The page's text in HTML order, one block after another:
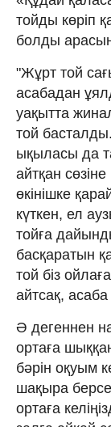
тойды көріп
болды
"Жұрт той
асабадан
уақытта
той
ықыласы да
айтқан
өкінішке
күткен, ел
тойға
басқаратын
той біз
айтсақ,
Ә дегеннен
ортаға
бәрін оқуым
шақыра
ортаға